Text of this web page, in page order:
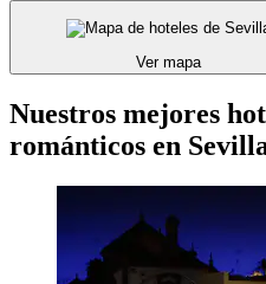
Ver mapa
Nuestros mejores
románticos en